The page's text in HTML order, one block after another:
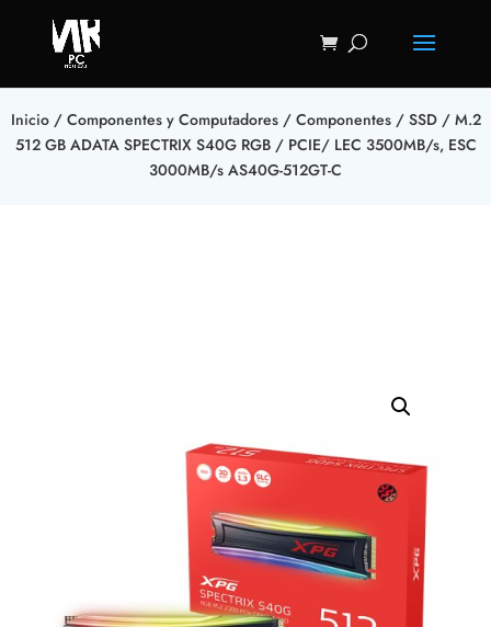
Inicio/ Componentes y Computadores/ Componentes/ SSD/ M.2
512 GB ADATA SPECTRIX S40G RGB / PCIE/ LEC 3500MB/s, ESC
3000MB/s AS40G-512GT-C